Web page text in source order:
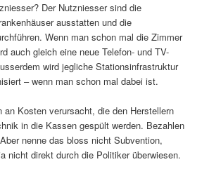
Der Nutzniesser sind die
ausstatten und die
Wenn man schon mal die Zimmer
auch gleich eine neue Telefon- und TV-
wird jegliche Stationsinfrastruktur
– wenn man schon mal dabei ist.
an Kosten verursacht, die den Herstellern
in die Kassen gespült werden. Bezahlen
nenne das bloss nicht Subvention,
nicht direkt durch die Politiker überwiesen.